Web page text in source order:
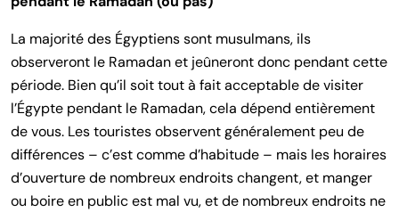
La majorité des Égyptiens sont musulmans, ils
observeront le Ramadan et jeûneront donc pendant cette
période. Bien qu’il soit tout à fait acceptable de visiter
l’Égypte pendant le Ramadan, cela dépend entièrement
de vous. Les touristes observent généralement peu de
différences – c’est comme d’habitude – mais les horaires
d’ouverture de nombreux endroits changent, et manger
ou boire en public est mal vu, et de nombreux endroits ne